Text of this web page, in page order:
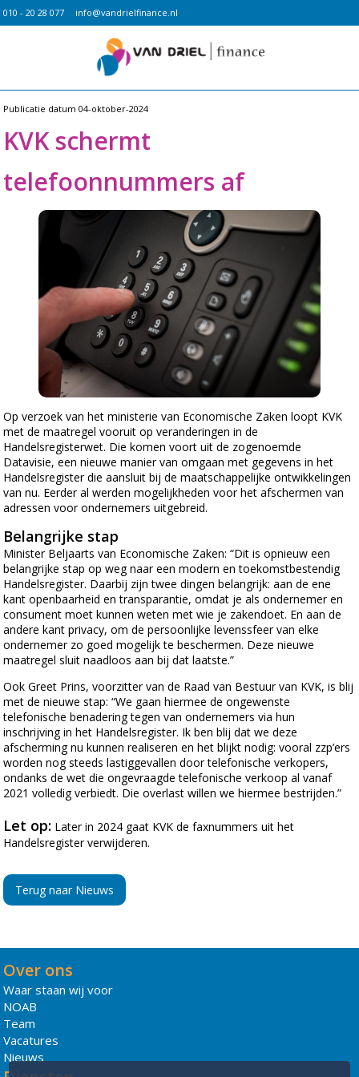
010 - 20 28 077 info@vandrielfinance.nl
Publicatie datum 04-oktober-2024
KVK schermt
telefoonnummers af
Op verzoek van het ministerie van Economische Zaken loopt KVK
met de maatregel vooruit op veranderingen in de
Handelsregisterwet. Die komen voort uit de zogenoemde
Datavisie, een nieuwe manier van omgaan met gegevens in het
Handelsregister die aansluit bij de maatschappelijke ontwikkelingen
van nu. Eerder al werden mogelijkheden voor het afschermen van
adressen voor ondernemers uitgebreid.
Belangrijke stap
Minister Beljaarts van Economische Zaken: “Dit is opnieuw een
belangrijke stap op weg naar een modern en toekomstbestendig
Handelsregister. Daarbij zijn twee dingen belangrijk: aan de ene
kant openbaarheid en transparantie, omdat je als ondernemer en
consument moet kunnen weten met wie je zakendoet. En aan de
andere kant privacy, om de persoonlijke levenssfeer van elke
ondernemer zo goed mogelijk te beschermen. Deze nieuwe
maatregel sluit naadloos aan bij dat laatste.”
Ook Greet Prins, voorzitter van de Raad van Bestuur van KVK, is blij
met de nieuwe stap: “We gaan hiermee de ongewenste
telefonische benadering tegen van ondernemers via hun
inschrijving in het Handelsregister. Ik ben blij dat we deze
afscherming nu kunnen realiseren en het blijkt nodig: vooral zzp’ers
worden nog steeds lastiggevallen door telefonische verkopers,
ondanks de wet die ongevraagde telefonische verkoop al vanaf
2021 volledig verbiedt. Die overlast willen we hiermee bestrijden.”
Let op: Later in 2024 gaat KVK de faxnummers uit het
Handelsregister verwijderen.
Terug naar Nieuws
Over ons
Waar staan wij voor
NOAB
Team
Vacatures
Nieuws